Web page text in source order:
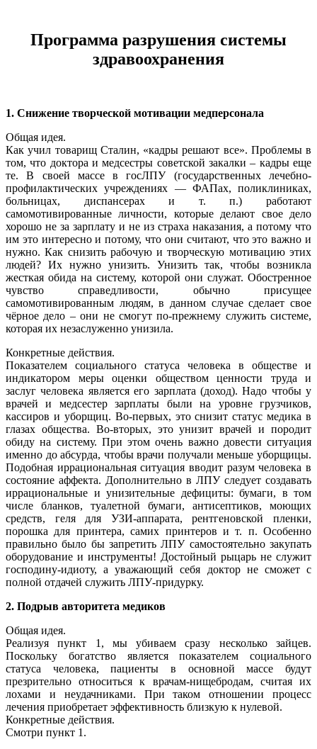
Программа разрушения системы
здравоохранения
1. Снижение творческой мотивации медперсонала
Общая идея.
Как учил товарищ Сталин, «кадры решают все». Проблемы в
том, что доктора и медсестры советской закалки – кадры еще
те. В своей массе в госЛПУ (государственных лечебно-
профилактических учреждениях — ФАПах, поликлиниках,
больницах, диспансерах и т. п.) работают
самомотивированные личности, которые делают свое дело
хорошо не за зарплату и не из страха наказания, а потому что
им это интересно и потому, что они считают, что это важно и
нужно. Как снизить рабочую и творческую мотивацию этих
людей? Их нужно унизить. Унизить так, чтобы возникла
жесткая обида на систему, которой они служат. Обостренное
чувство справедливости, обычно присущее
самомотивированным людям, в данном случае сделает свое
чёрное дело – они не смогут по-прежнему служить системе,
которая их незаслуженно унизила.
Конкретные действия.
Показателем социального статуса человека в обществе и
индикатором меры оценки обществом ценности труда и
заслуг человека является его зарплата (доход). Надо чтобы у
врачей и медсестер зарплаты были на уровне грузчиков,
кассиров и уборщиц. Во-первых, это снизит статус медика в
глазах общества. Во-вторых, это унизит врачей и породит
обиду на систему. При этом очень важно довести ситуация
именно до абсурда, чтобы врачи получали меньше уборщицы.
Подобная иррациональная ситуация вводит разум человека в
состояние аффекта. Дополнительно в ЛПУ следует создавать
иррациональные и унизительные дефициты: бумаги, в том
числе бланков, туалетной бумаги, антисептиков, моющих
средств, геля для УЗИ-аппарата, рентгеновской пленки,
порошка для принтера, самих принтеров и т. п. Особенно
правильно было бы запретить ЛПУ самостоятельно закупать
оборудование и инструменты! Достойный рыцарь не служит
господину-идиоту, а уважающий себя доктор не сможет с
полной отдачей служить ЛПУ-придурку.
2. Подрыв авторитета медиков
Общая идея.
Реализуя пункт 1, мы убиваем сразу несколько зайцев.
Поскольку богатство является показателем социального
статуса человека, пациенты в основной массе будут
презрительно относиться к врачам-нищебродам, считая их
лохами и неудачниками. При таком отношении процесс
лечения приобретает эффективность близкую к нулевой.
Конкретные действия.
Смотри пункт 1.